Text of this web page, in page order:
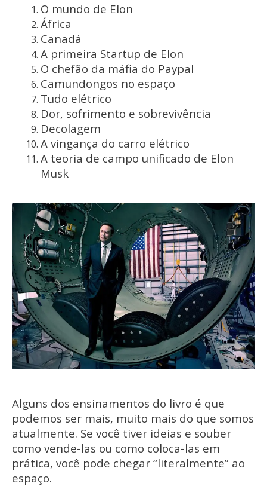
O mundo de Elon
África
Canadá
A primeira Startup de Elon
O chefão da máfia do Paypal
Camundongos no espaço
Tudo elétrico
Dor, sofrimento e sobrevivência
Decolagem
A vingança do carro elétrico
A teoria de campo unificado de Elon
Musk
Alguns dos ensinamentos do livro é que
podemos ser mais, muito mais do que somos
atualmente. Se você tiver ideias e souber
como vende-las ou como coloca-las em
prática, você pode chegar “literalmente” ao
espaço.